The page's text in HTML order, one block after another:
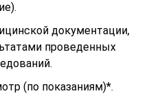
документации,
проведенных
(по показаниям)*.